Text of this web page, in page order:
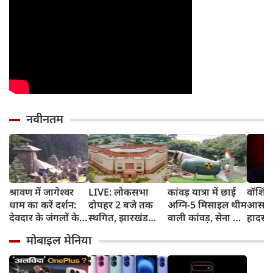
नवीनतम
श्रावण में जागेश्वर
धाम का करें दर्शन:
देवदार के जंगलों के
शिव मंदिर, क्या बोले
सीएम धामी?
LIVE: लोकसभा
दोपहर 2 बजे तक
स्थगित, झारखंड
बवाल
कांवड़ यात्रा में छाई
अग्नि-5 मिसाइल थीम
वाली कांवड़, सेना के
की अनोखी प्रस्तुति
बनी आकर्षण का केंद्र
के
मोबाइल मेनिया